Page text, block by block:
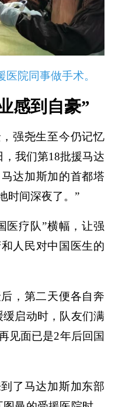
院同事做手术。
感到自豪”
强尧生至今仍记忆
，我们第18批援马达
达加斯加的首都塔
时间深夜了。”
医疗队”横幅，让强
人民对中国医生的
，第二天便各自奔
启动时，队友们满
见面已是2年后回国
了马达加斯加东部